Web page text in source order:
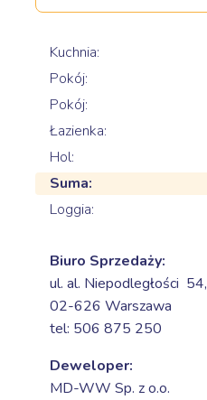
Kuchnia:
Pokój:
Pokój:
Łazienka:
Hol:
Suma:
Loggia:
Biuro Sprzedaży:
ul. al. Niepodległości 54,
02-626 Warszawa
tel: 506 875 250
Deweloper:
MD-WW Sp. z o.o.